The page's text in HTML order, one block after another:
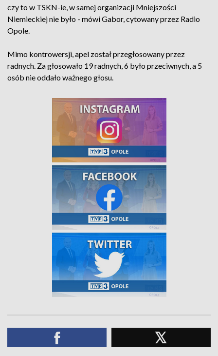
czy to w TSKN-ie, w samej organizacji Mniejszości
Niemieckiej nie było - mówi Gabor, cytowany przez Radio
Opole.
Mimo kontrowersji, apel został przegłosowany przez
radnych. Za głosowało 19 radnych, 6 było przeciwnych, a 5
osób nie oddało ważnego głosu.